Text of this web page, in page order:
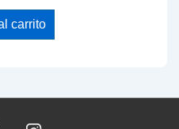
carrito